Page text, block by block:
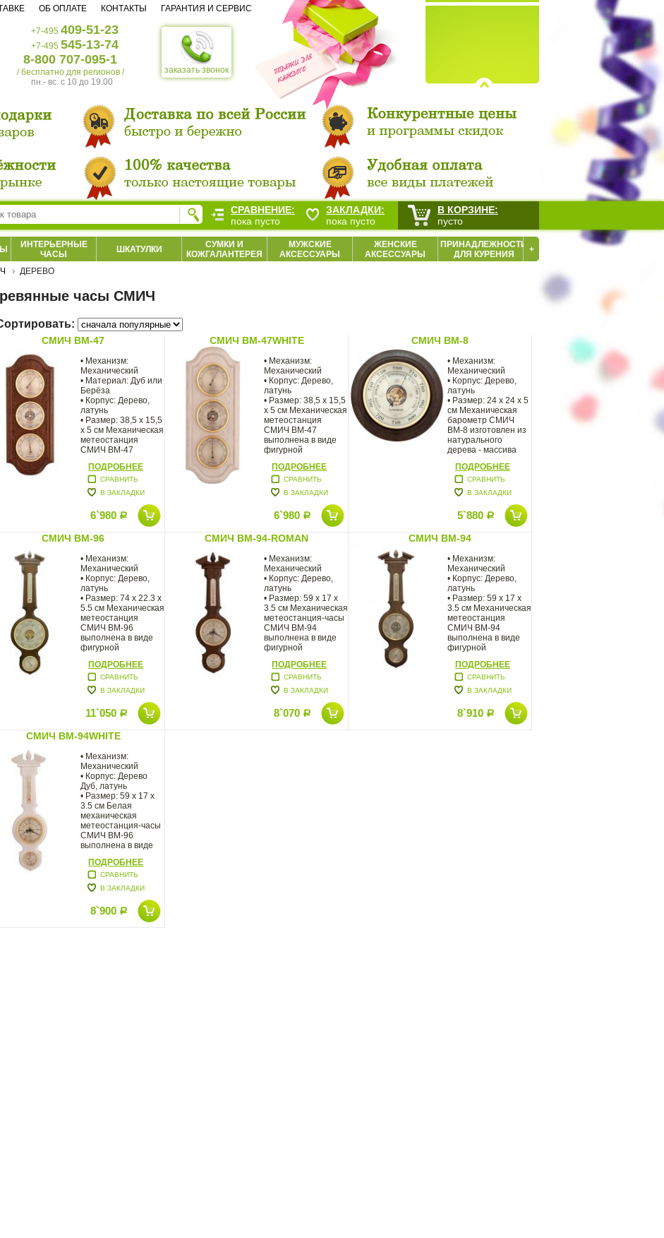
заказать звонок
+7-495 409-51-23
+7-495 545-13-74
8-800 707-095-1
/ бесплатно для регионов /
пн.- вс. c 10 до 19.00
ОБ ОПЛАТЕ КОНТАКТЫ ГАРАНТИЯ И СЕРВИС
ИНТЕРЬЕРНЫЕ
ЧАСЫ
ШКАТУЛКИ
СУМКИ И
КОЖГАЛАНТЕРЕЯ
МУЖСКИЕ
АКСЕССУАРЫ
ЖЕНСКИЕ
АКСЕССУАРЫ
ПРИНАДЛЕЖНОСТИ
ДЛЯ КУРЕНИЯ
+
ДЕРЕВО
часы СМИЧ
СМИЧ BM-47
• Механизм:
Механический
• Материал: Дуб или
Берёза
• Корпус: Дерево,
латунь
• Размер: 38,5 x 15,5
х 5 см Механическая
метеостанция
СМИЧ BM-47
ПОДРОБНЕЕ
СРАВНИТЬ
В ЗАКЛАДКИ
6`980 Р
СМИЧ BM-47WHITE
• Механизм:
Механический
• Корпус: Дерево,
латунь
• Размер: 38,5 x 15,5
х 5 см Механическая
метеостанция
СМИЧ BM-47
выполнена в виде
фигурной
ПОДРОБНЕЕ
СРАВНИТЬ
В ЗАКЛАДКИ
6`980 Р
СМИЧ BM-8
• Механизм:
Механический
• Корпус: Дерево,
латунь
• Размер: 24 x 24 х 5
см Механическая
барометр СМИЧ
BM-8 изготовлен из
натурального
дерева - массива
ПОДРОБНЕЕ
СРАВНИТЬ
В ЗАКЛАДКИ
5`880 Р
СМИЧ BM-96
• Механизм:
Механический
• Корпус: Дерево,
латунь
• Размер: 74 x 22.3 x
5.5 см Механическая
метеостанция
СМИЧ BM-96
выполнена в виде
фигурной
ПОДРОБНЕЕ
СРАВНИТЬ
В ЗАКЛАДКИ
11`050 Р
СМИЧ BM-94-ROMAN
• Механизм:
Механический
• Корпус: Дерево,
латунь
• Размер: 59 x 17 x
3.5 см Механическая
метеостанция-часы
СМИЧ BM-94
выполнена в виде
фигурной
ПОДРОБНЕЕ
СРАВНИТЬ
В ЗАКЛАДКИ
8`070 Р
СМИЧ BM-94
• Механизм:
Механический
• Корпус: Дерево,
латунь
• Размер: 59 x 17 x
3.5 см Механическая
метеостанция
СМИЧ BM-94
выполнена в виде
фигурной
ПОДРОБНЕЕ
СРАВНИТЬ
В ЗАКЛАДКИ
8`910 Р
СМИЧ BM-94WHITE
• Механизм:
Механический
• Корпус: Дерево
Дуб, латунь
• Размер: 59 x 17 x
3.5 см Белая
механическая
метеостанция-часы
СМИЧ BM-96
выполнена в виде
ПОДРОБНЕЕ
СРАВНИТЬ
В ЗАКЛАДКИ
8`900 Р
СРАВНЕНИЕ:
пока пусто
ЗАКЛАДКИ:
пока пусто
В КОРЗИНЕ:
пусто